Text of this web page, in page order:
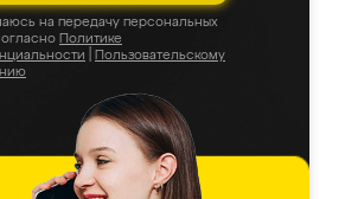
на передачу персональных
Политике
Пользовательскому